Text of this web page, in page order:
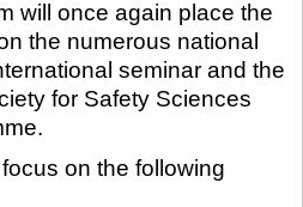
will once again place the
the numerous national
seminar and the
for Safety Sciences
on the following